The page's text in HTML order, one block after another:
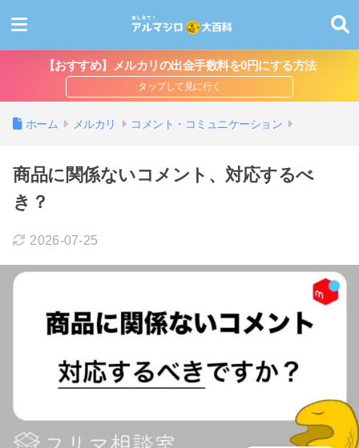
【おすすめ】メルカリの出金手数料を0円にする方法
ホーム メルカリ コメント・コミュニケーション
商品に関係ないコメント、対応するべ
き？
2026-07-25